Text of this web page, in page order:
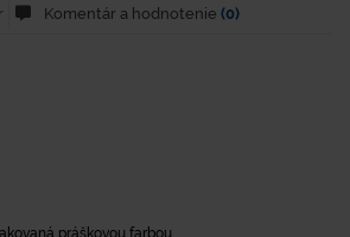
Komentár a hodnotenie (0)
práškovou farbou